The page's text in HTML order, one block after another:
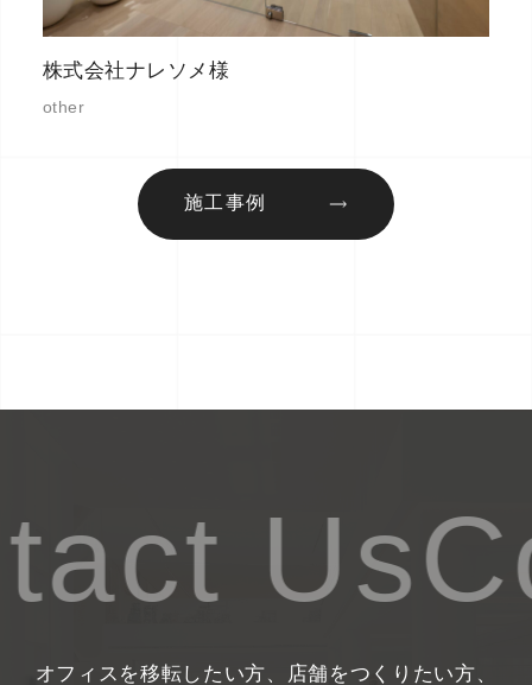
株式会社ナレソメ様
other
施工事例
Us
オフィスを移転したい方、店舗をつくりたい方、